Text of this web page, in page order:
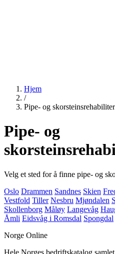
Hjem
/
Pipe- og
Pipe- og
Velg et sted for å finne pipe- og
Oslo Drammen Sandnes Skien
Vestfold Tiller Nesbru Mjøndalen
Skollenborg Måløy Langevåg
Åmli Eidsvåg i Romsdal Spongdal
Norge Online
Hele Norges bedriftskatalog